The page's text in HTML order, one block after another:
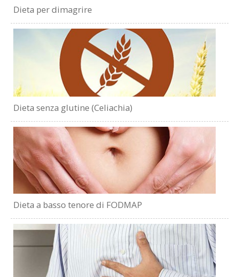
Dieta per dimagrire
Dieta senza glutine (Celiachia)
Dieta a basso tenore di FODMAP